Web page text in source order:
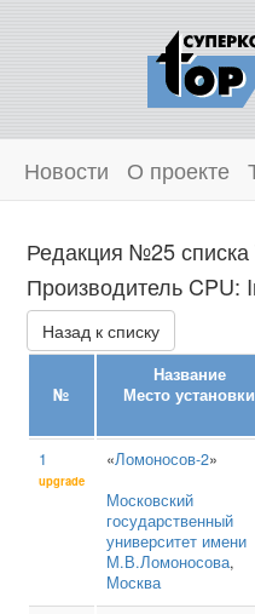
Новости О проекте
Редакция №25
Производитель CPU:
Назад к списку
№
Название
Место установки
1
upgrade
«Ломоносов-2»
Московский
государственный
университет имени
М.В.Ломоносова,
Москва